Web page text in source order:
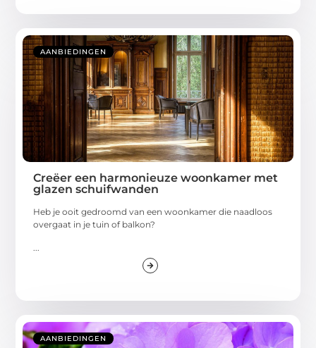
AANBIEDINGEN
Creëer een harmonieuze woonkamer met
glazen schuifwanden
Heb je ooit gedroomd van een woonkamer die naadloos
overgaat in je tuin of balkon?
AANBIEDINGEN